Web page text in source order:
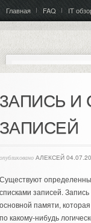
Главная FAQ IT
И
АЛЕКСЕЙ
записей.
памяти,
какому-нибудь